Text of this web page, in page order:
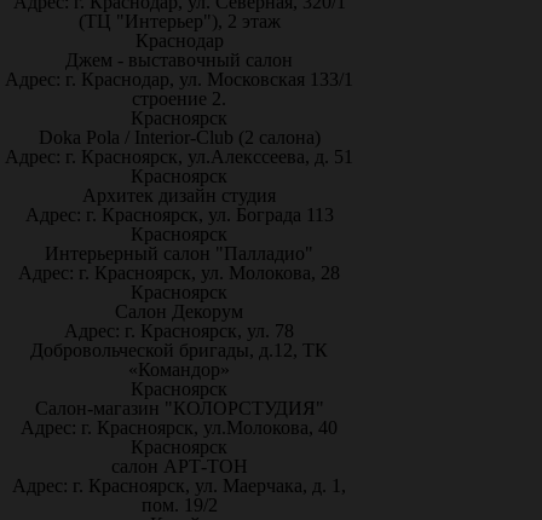
(ТЦ "Интерьер"), 2 этаж
Краснодар
Джем - выставочный салон
Адрес: г. Краснодар, ул. Московская 133/1
строение 2.
Красноярск
Doka Pola / Interior-Club (2 салона)
Адрес: г. Красноярск, ул.Алекссеева, д. 51
Красноярск
Архитек дизайн студия
Адрес: г. Красноярск, ул. Бограда 113
Красноярск
Интерьерный салон "Палладио"
Адрес: г. Красноярск, ул. Молокова, 28
Красноярск
Салон Декорум
Адрес: г. Красноярск, ул. 78
Добровольческой бригады, д.12, ТК
«Командор»
Красноярск
Салон-магазин "КОЛОРСТУДИЯ"
Адрес: г. Красноярск, ул.Молокова, 40
Красноярск
салон АРТ-ТОН
Адрес: г. Красноярск, ул. Маерчака, д. 1,
пом. 19/2